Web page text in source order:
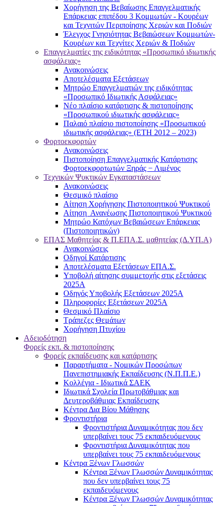
Χορήγηση της Βεβαίωσης Επαγγελματικής
Επάρκειας επιπέδου 3 Κομμωτών - Κουρέων
και Τεχνιτών Περιποίησης Χεριών και Ποδιών
Έλεγχος Γνησιότητας Βεβαιώσεων Κομμωτών-
Κουρέων και Τεχνίτες Χεριών & Ποδιών
Επαγγελματίες της ειδικότητας «Προσωπικό ιδιωτικής
ασφάλειας»
Ανακοινώσεις
Αποτελέσματα Εξετάσεων
Μητρώο Επαγγελματιών της ειδικότητας
«Προσωπικό Ιδιωτικής Ασφάλειας»
Νέο πλαίσιο κατάρτισης & πιστοποίησης
«Προσωπικού ιδιωτικής ασφάλειας»
Παλαιό πλαίσιο πιστοποίησης «Προσωπικού
ιδιωτικής ασφάλειας» (ΕΤΗ 2012 – 2023)
Φορτοεκφορτών
Ανακοινώσεις
Πιστοποίηση Επαγγελματικής Κατάρτισης
Φορτοεκφορτωτών Ξηράς − Λιμένος
Τεχνικών Ψυκτικών Εγκαταστάσεων
Ανακοινώσεις
Θεσμικό πλαίσιο
Αίτηση Χορήγησης Πιστοποιητικού Ψυκτικού
Αίτηση Ανανέωσης Πιστοποιητικού Ψυκτικού
Μητρώο Κατόχων Βεβαιώσεων Επάρκειας
(Πιστοποιητικών)
ΕΠΑΣ Μαθητείας & Π.ΕΠΑ.Σ. μαθητείας (Δ.ΥΠ.Α)
Ανακοινώσεις
Oδηγοί Κατάρτισης
Αποτελέσματα Εξετάσεων ΕΠΑ.Σ.
Υποβολή αίτησης συμμετοχής στις εξετάσεις
2025Α
Οδηγός Υποβολής Εξετάσεων 2025A
Πληροφορίες Εξετάσεων 2025Α
Θεσμικό Πλαίσιο
Τράπεζες Θεμάτων
Χορήγηση Πτυχίου
Αδειοδότηση
Φορείς εκπ. & πιστοποίησης
Φορείς εκπαίδευσης και κατάρτισης
Παραρτήματα - Νομικών Προσώπων
Πανεπιστημιακής Εκπαίδευσης (Ν.Π.Π.Ε.)
Κολλέγια - Ιδιωτικά ΣΑΕΚ
Ιδιωτικά Σχολεία Πρωτοβάθμιας και
Δευτεροβάθμιας Εκπαίδευσης
Κέντρα Δια Βίου Μάθησης
Φροντιστήρια
Φροντιστήρια Δυναμικότητας που δεν
υπερβαίνει τους 75 εκπαιδευόμενους
Φροντιστήρια Δυναμικότητας που
υπερβαίνει τους 75 εκπαιδευόμενους
Κέντρα Ξένων Γλωσσών
Kέντρα Ξένων Γλωσσών Δυναμικότητας
που δεν υπερβαίνει τους 75
εκπαιδευόμενους
Kέντρα Ξένων Γλωσσών Δυναμικότητας